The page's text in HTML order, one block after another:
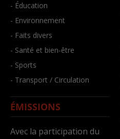
- Éducation
- Environnement
- Faits divers
- Santé et bien-être
- Sports
- Transport / Circulation
ÉMISSIONS
Avec la participation du